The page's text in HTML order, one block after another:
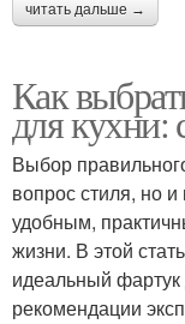
читать дальше →
Как
для кухни:
Выбор
вопрос стиля, но
удобным,
жизни. В этой
идеальный фартук
рекомендации